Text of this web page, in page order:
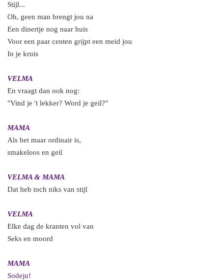
Stijl...
Oh, geen man brengt jou na
Een dinertje nog naar huis
Voor een paar centen grijpt een meid jou
In je kruis
VELMA
En vraagt dan ook nog:
"Vind je 't lekker? Word je geil?"
MAMA
Als het maar ordinair is,
smakeloos en geil
VELMA & MAMA
Dat heb toch niks van stijl
VELMA
Elke dag de kranten vol van
Seks en moord
MAMA
Sodeju!